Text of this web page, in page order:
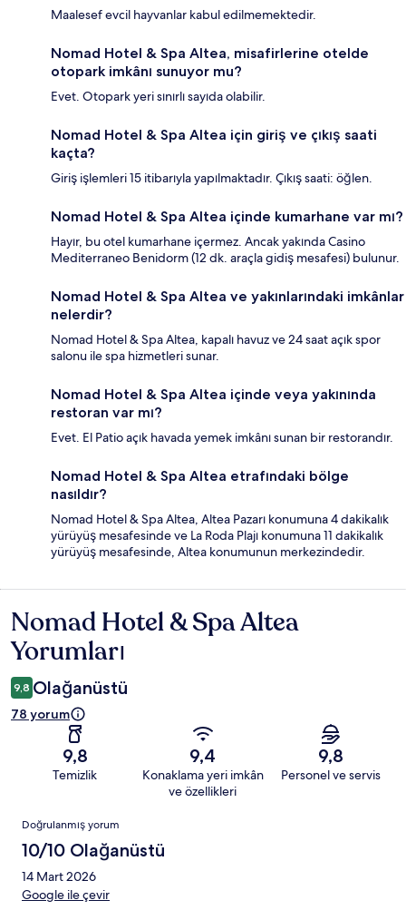
Maalesef evcil hayvanlar kabul edilmemektedir.
Nomad Hotel & Spa Altea, misafirlerine otelde
otopark imkânı sunuyor mu?
Evet. Otopark yeri sınırlı sayıda olabilir.
Nomad Hotel & Spa Altea için giriş ve çıkış saati
kaçta?
Giriş işlemleri 15 itibarıyla yapılmaktadır. Çıkış saati: öğlen.
Nomad Hotel & Spa Altea içinde kumarhane var mı?
Hayır, bu otel kumarhane içermez. Ancak yakında Casino
Mediterraneo Benidorm (12 dk. araçla gidiş mesafesi) bulunur.
Nomad Hotel & Spa Altea ve yakınlarındaki imkânlar
nelerdir?
Nomad Hotel & Spa Altea, kapalı havuz ve 24 saat açık spor
salonu ile spa hizmetleri sunar.
Nomad Hotel & Spa Altea içinde veya yakınında
restoran var mı?
Evet. El Patio açık havada yemek imkânı sunan bir restorandır.
Nomad Hotel & Spa Altea etrafındaki bölge
nasıldır?
Nomad Hotel & Spa Altea, Altea Pazarı konumuna 4 dakikalık
yürüyüş mesafesinde ve La Roda Plajı konumuna 11 dakikalık
yürüyüş mesafesinde, Altea konumunun merkezindedir.
Yorumlar
Nomad Hotel & Spa Altea
Yorumları
9,8 Olağanüstü
78 yorum
9,8
Temizlik
9,4
Konaklama yeri imkân
ve özellikleri
9,8
Personel ve servis
Yorumlar
Doğrulanmış yorum
10/10 Olağanüstü
14 Mart 2026
Google ile çevir